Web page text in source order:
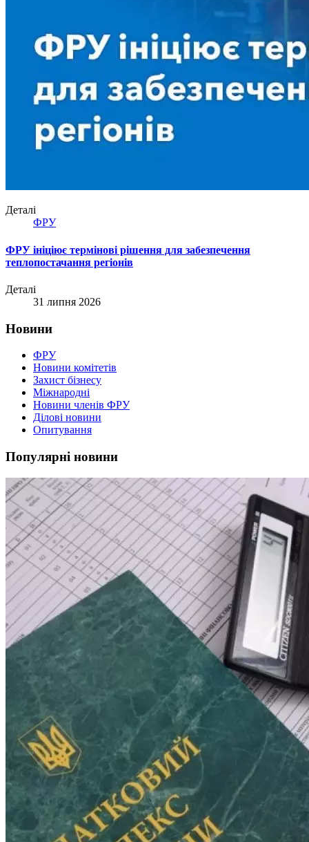
Деталі
ФРУ
ФРУ ініціює термінові рішення для забезпечення
теплопостачання регіонів
Деталі
31 липня 2026
Новини
ФРУ
Новини комітетів
Захист бізнесу
Міжнародні
Новини членів ФРУ
Ділові новини
Опитування
Популярні новини